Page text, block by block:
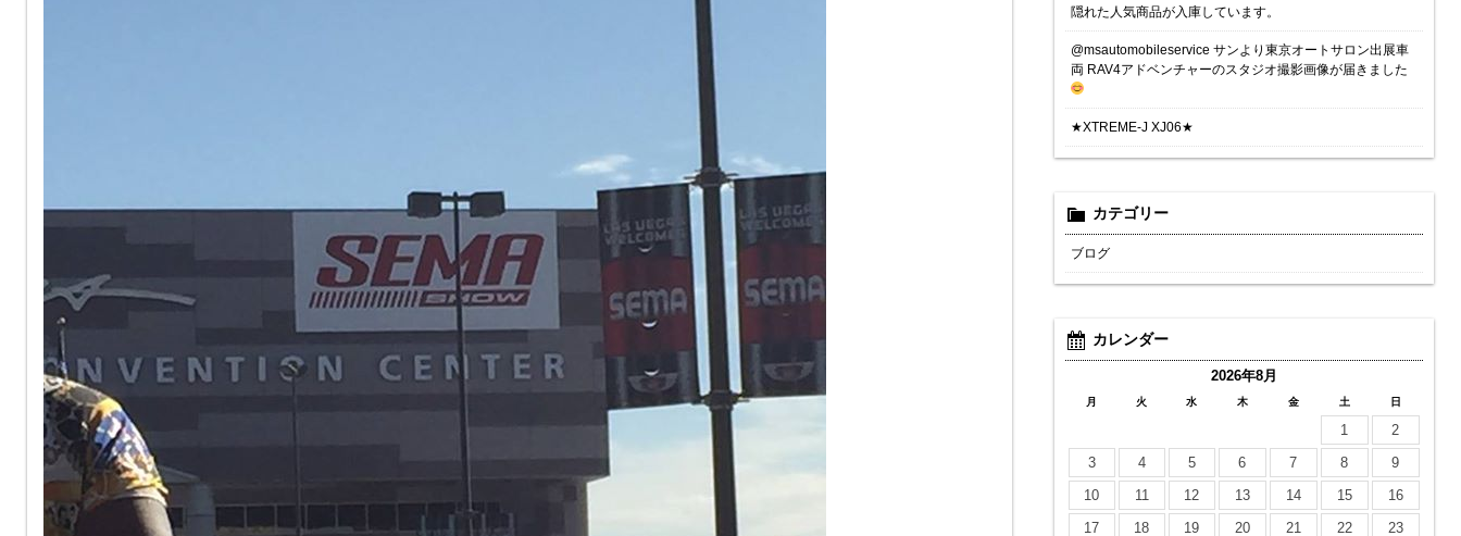
隠れた人気商品が入庫しています。
@msautomobileservice サンより東京オートサロン出展車
両 RAV4アドベンチャーのスタジオ撮影画像が届きました
★XTREME-J XJ06★
カテゴリー
ブログ
カレンダー
2026年8月
月 火 水 木 金 土 日
1
2
3
4 5 6 7 8
9
10
11 12 13 14 15
16
17
18 19 20 21 22 23